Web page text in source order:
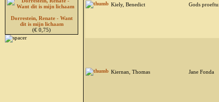
Dorrestein, Renate - Want
dit is mijn lichaam
(€ 0,75)
Kiely, Benedict Gods
Kiernan, Thomas Jane Fonda